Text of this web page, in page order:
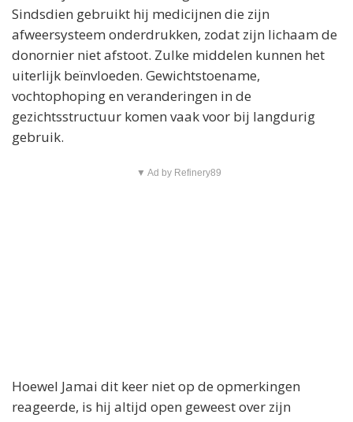
Sindsdien gebruikt hij medicijnen die zijn
afweersysteem onderdrukken, zodat zijn lichaam de
donornier niet afstoot. Zulke middelen kunnen het
uiterlijk beïnvloeden. Gewichtstoename,
vochtophoping en veranderingen in de
gezichtsstructuur komen vaak voor bij langdurig
gebruik.
▼ Ad by Refinery89
Hoewel Jamai dit keer niet op de opmerkingen
reageerde, is hij altijd open geweest over zijn